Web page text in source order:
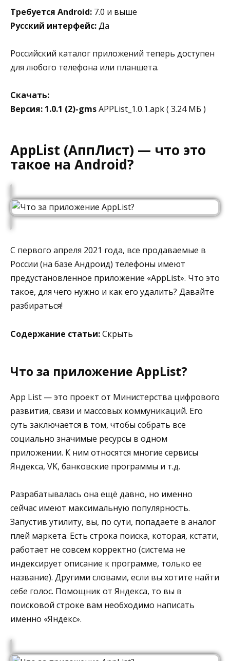
Требуется Android: 7.0 и выше
Русский интерфейс:Да
Российский каталог приложений теперь доступен
для любого телефона или планшета.
Скачать:
Версия: 1.0.1 (2)-gmsAPPList_1.0.1.apk ( 3.24 МБ )
AppList (АппЛист) — что это
такое на Android?
С первого апреля 2021 года, все продаваемые в
России (на базе Андроид) телефоны имеют
предустановленное приложение «AppList». Что это
такое, для чего нужно и как его удалить? Давайте
разбираться!
Содержание статьи:Скрыть
Что за приложение AppList?
App List — это проект от Министерства цифрового
развития, связи и массовых коммуникаций. Его
суть заключается в том, чтобы собрать все
социально значимые ресурсы в одном
приложении. К ним относятся многие сервисы
Яндекса, VK, банковские программы и т.д.
Разрабатывалась она ещё давно, но именно
сейчас имеют максимальную популярность.
Запустив утилиту, вы, по сути, попадаете в аналог
плей маркета. Есть строка поиска, которая, кстати,
работает не совсем корректно (система не
индексирует описание к программе, только ее
название). Другими словами, если вы хотите найти
себе голос. Помощник от Яндекса, то вы в
поисковой строке вам необходимо написать
именно «Яндекс».